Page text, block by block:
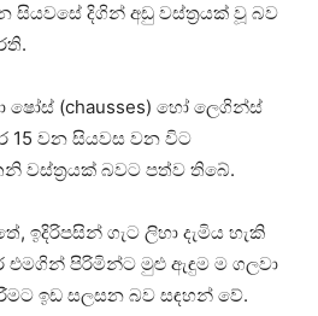
සියවසේ දිගින් අඩු වස්ත්‍රයක් වූ බව
ෂෝස් (chausses) හෝ ලෙගින්ස්
15 වන සියවස වන විට
වස්ත්‍රයක් බවට පත්ව තිබේ.
ඉදිරිපසින් ගැට ලිහා දැමිය හැකි
පිරිමින්ට මුළු ඇඳුම ම ගලවා
ඉඩ සලසන බව සඳහන් වේ.